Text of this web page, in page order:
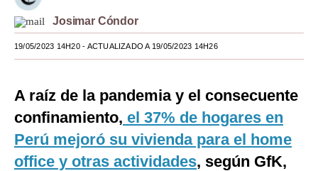
Mundo
EEUU
Internacional
Tecnología
Josimar Cóndor
19/05/2023 14H20- ACTUALIZADO A 19/05/2023 14H26
A raíz de la pandemia y el consecuente
confinamiento, el 37% de hogares en
Perú mejoró su vivienda para el home
office y otras actividades, según GfK,